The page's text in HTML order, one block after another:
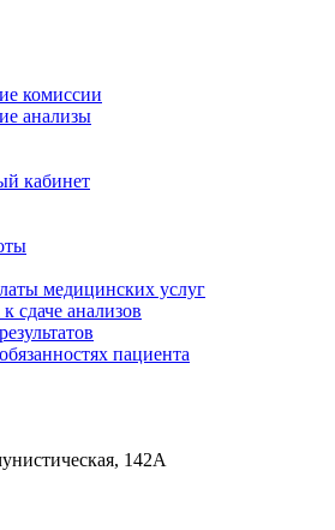
комиссии
анализы
кабинет
медицинских услуг
сдаче анализов
пациента
142А